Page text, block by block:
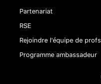
Partenariat
RSE
Rejoindre l'équipe de profs
Programme ambassadeur